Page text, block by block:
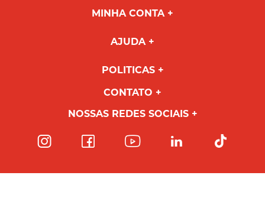
MINHA CONTA
AJUDA
POLITICAS
CONTATO
NOSSAS REDES SOCIAIS